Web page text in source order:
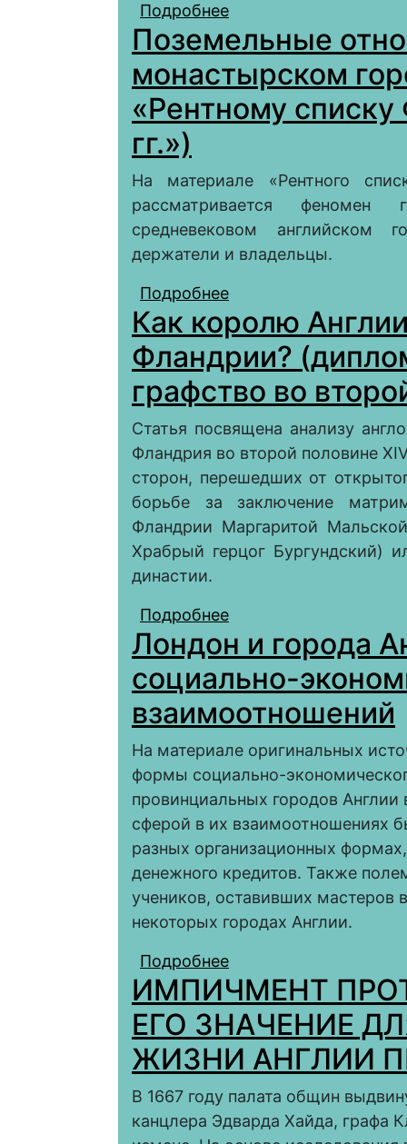
Подробнее
иностранных языков
Поземельные
монастырском
«Рентному
гг.»)
На материале «Рентного
рассматривается
средневековом английском
держатели и владельцы.
Подробнее
начала XVI века (по
Как королю
Фландрии?
графство во
Статья посвящена анализу
Фландрия во второй половине
сторон, перешедших от
борьбе за заключение
Фландрии Маргаритой
Храбрый герцог Бургундский)
династии.
Подробнее
(дипломатическая
века)
Лондон и города
социально-
взаимоотношений
На материале оригинальных
формы социально-
провинциальных городов Англии
сферой в их взаимоотношениях
разных организационных
денежного кредитов. Также
учеников, оставивших
некоторых городах Англии.
Подробнее
экономический
ИМПИЧМЕНТ
ЕГО ЗНАЧЕНИЕ
ЖИЗНИ АНГЛИИ
В 1667 году палата общин
канцлера Эдварда Хайда, графа